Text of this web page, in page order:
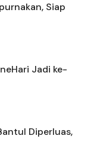
Siap
Jadi ke-
Diperluas,